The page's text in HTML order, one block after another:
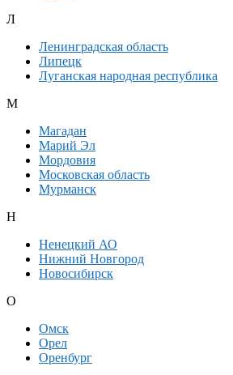
Л
Ленинградская область
Липецк
Луганская народная республика
М
Магадан
Марий Эл
Мордовия
Московская область
Мурманск
Н
Ненецкий АО
Нижний Новгород
Новосибирск
О
Омск
Орел
Оренбург